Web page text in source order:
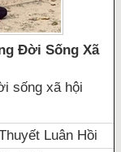
Đời Sống Xã
sống xã hội
Luân Hồi